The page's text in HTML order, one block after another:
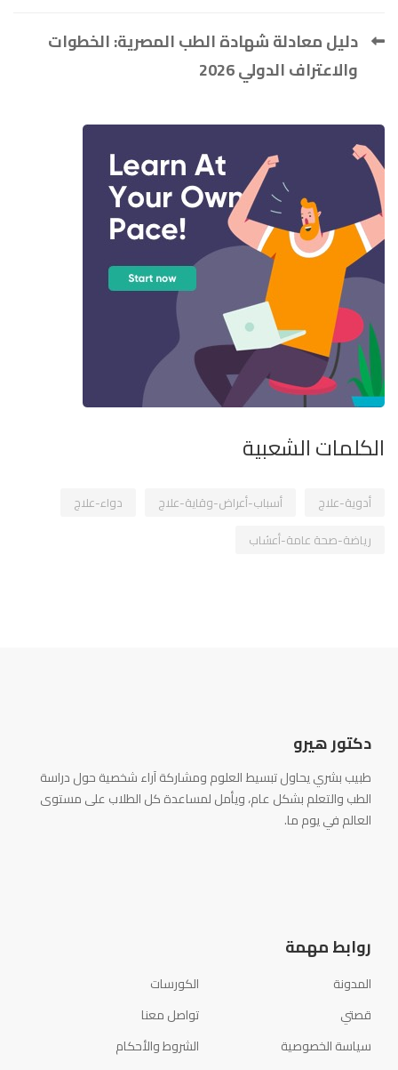
دليل معادلة شهادة الطب المصرية: الخطوات
والاعتراف الدولي 2026
الكلمات الشعبية
أدوية-علاج أسباب-أعراض-وقاية-علاج
دواء-علاج
رياضة-صحة عامة-أعشاب
دكتور هيرو
طبيب بشري يحاول تبسيط العلوم ومشاركة آراء شخصية حول دراسة
الطب والتعلم بشكل عام، ويأمل لمساعدة كل الطلاب على مستوى
العالم في يوم ما.
روابط مهمة
المدونة
الكورسات
قصتي
تواصل معنا
سياسة الخصوصية
الشروط والأحكام